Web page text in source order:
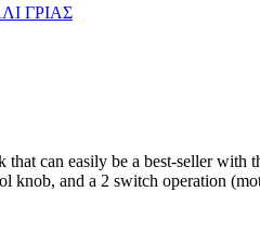
ΓΡΙΑΣ
that can easily be a best-seller
knob, and a 2 switch operation